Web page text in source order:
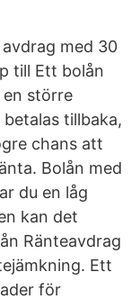
med 30
till Ett bolån
en större
tillbaka,
chans att
Bolån med
du en låg
kan det
Ränteavdrag
Ett
för